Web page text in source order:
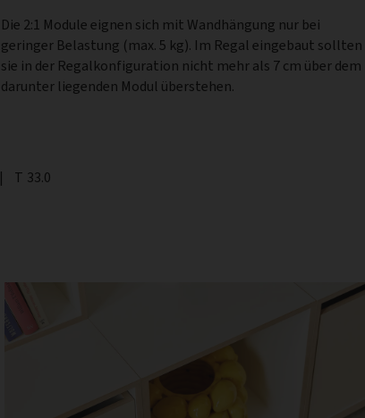
Die 2:1 Module eignen sich mit Wandhängung nur bei
geringer Belastung (max. 5 kg). Im Regal eingebaut sollten
sie in der Regalkonfiguration nicht mehr als 7 cm über dem
darunter liegenden Modul überstehen.
| Tiefe
T 33.0